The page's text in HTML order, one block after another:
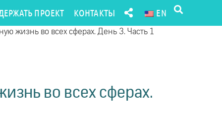
ПРОЕКТ КОНТАКТЫ EN
жизнь во всех сферах. День 3. Часть 1
во всех сферах.